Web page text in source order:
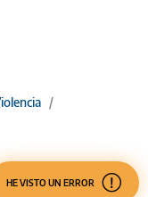
/
HE VISTO UN ERROR